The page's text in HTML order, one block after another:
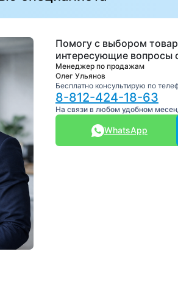
Помогу с выбором
интересующие вопросы
Менеджер по продажам
Олег Ульянов
Бесплатно консультирую по
8-812-424-18-63
На связи в любом удобном
WhatsApp